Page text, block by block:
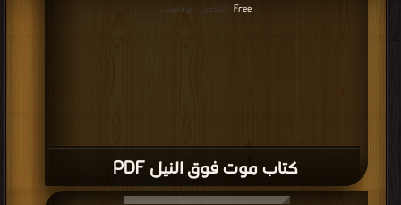
كتاب موت فوق النيل PDF
Free | التحميل : مرة/مرات